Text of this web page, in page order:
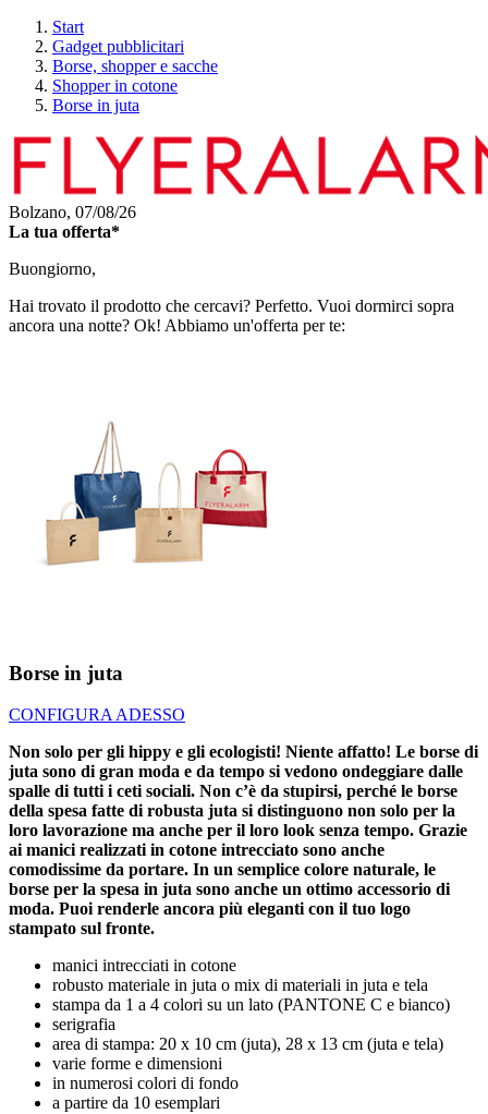
Start
Gadget pubblicitari
Borse, shopper e sacche
Shopper in cotone
Borse in juta
Bolzano, 07/08/26
La tua offerta*
Buongiorno,
Hai trovato il prodotto che cercavi? Perfetto. Vuoi dormirci sopra
ancora una notte? Ok! Abbiamo un'offerta per te:
Borse in juta
CONFIGURA ADESSO
Non solo per gli hippy e gli ecologisti! Niente affatto! Le borse di
juta sono di gran moda e da tempo si vedono ondeggiare dalle
spalle di tutti i ceti sociali. Non c’è da stupirsi, perché le borse
della spesa fatte di robusta juta si distinguono non solo per la
loro lavorazione ma anche per il loro look senza tempo. Grazie
ai manici realizzati in cotone intrecciato sono anche
comodissime da portare. In un semplice colore naturale, le
borse per la spesa in juta sono anche un ottimo accessorio di
moda. Puoi renderle ancora più eleganti con il tuo logo
stampato sul fronte.
manici intrecciati in cotone
robusto materiale in juta o mix di materiali in juta e tela
stampa da 1 a 4 colori su un lato (PANTONE C e bianco)
serigrafia
area di stampa: 20 x 10 cm (juta), 28 x 13 cm (juta e tela)
varie forme e dimensioni
in numerosi colori di fondo
a partire da 10 esemplari